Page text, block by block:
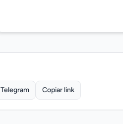
Telegram Copiar link